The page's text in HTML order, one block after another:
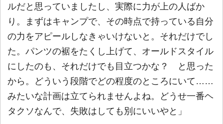
ルだと思っていましたし、実際に力が上の人ばか
り。まずはキャンプで、その時点で持っている自分
の力をアピールしなきゃいけないと。それだけでし
た。パンツの裾をたくし上げて、オールドスタイル
にしたのも、それだけでも目立つかな？ と思った
から。どういう段階でどの程度のところにいて……
みたいな計画は立てられませんよね。どうせ一番ヘ
タクソなんで、失敗はしても別にいいやと」